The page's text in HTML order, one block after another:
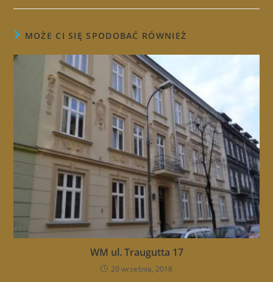
MOŻE CI SIĘ SPODOBAĆ RÓWNIEŻ
WM ul. Traugutta 17
20 września, 2018